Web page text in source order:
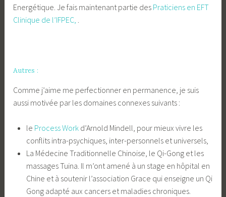
Energétique. Je fais maintenant partie des Praticiens en EFT
Clinique de l’IFPEC,
Autres :
Comme j’aime me perfectionner en permanence, je suis
aussi motivée par les domaines connexes suivants :
le Process Workd’Arnold Mindell, pour mieux vivre les
conflits intra-psychiques, inter-personnels et universels,
La Médecine Traditionnelle Chinoise, le Qi-Gong et les
massages Tuina. Il m’ont amené à un stage en hôpital en
Chine et à soutenir l’association Grace qui enseigne un Qi
Gong adapté aux cancers et maladies chroniques.